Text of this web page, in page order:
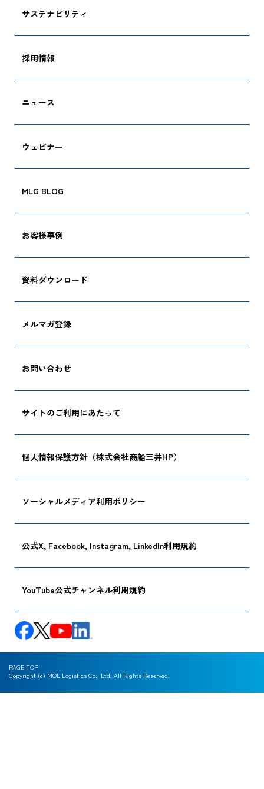
サステナビリティ
採用情報
ニュース
ウェビナー
MLG BLOG
お客様事例
資料ダウンロード
メルマガ登録
お問い合わせ
サイトのご利用にあたって
個人情報保護方針（株式会社商船三井HP）
ソーシャルメディア利用ポリシー
公式X, Facebook, Instagram, LinkedIn利用規約
YouTube公式チャンネル利用規約
Copyright (c) MOL Logistics Co., Ltd. All Rights Reserved.
PAGE TOP